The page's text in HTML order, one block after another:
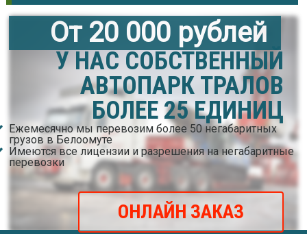
От 20 000 рублей
У НАС СОБСТВЕННЫЙ
АВТОПАРК ТРАЛОВ
БОЛЕЕ 25 ЕДИНИЦ
Ежемесячно мы перевозим более 50 негабаритных
грузов в Белоомуте
Имеются все лицензии и разрешения на негабаритные
перевозки
ОНЛАЙН ЗАКАЗ